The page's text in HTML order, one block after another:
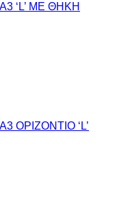
‘L’ ΜΕ ΘΗΚΗ
ΟΡΙΖΟΝΤΙΟ ‘L’